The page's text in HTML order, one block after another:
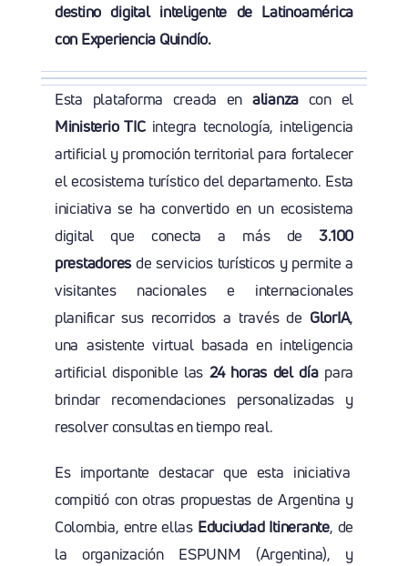
destino digital inteligente de Latinoamérica
con Experiencia Quindío.
Esta plataforma creada en alianza con el
Ministerio TICintegra tecnología, inteligencia
artificial y promoción territorial para fortalecer
el ecosistema turístico del departamento. Esta
iniciativa se ha convertido en un ecosistema
digital que conecta a más de3.100
prestadores de servicios turísticos y permite a
visitantes nacionales e internacionales
planificar sus recorridos a través de GlorIA,
una asistente virtual basada en inteligencia
artificial disponible las 24 horas del díapara
brindar recomendaciones personalizadas y
resolver consultas en tiempo real.
Es importante destacar que esta iniciativa
compitió con otras propuestas de Argentina y
Colombia, entre ellas Educiudad Itinerante, de
la organización ESPUNM (Argentina), y